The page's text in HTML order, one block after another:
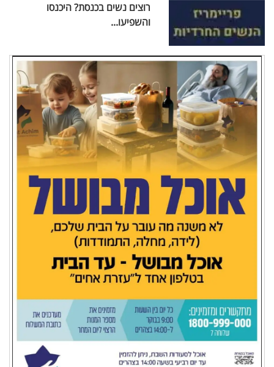
רוצים נשים בכנסת? היכנסו
והשפיעו...